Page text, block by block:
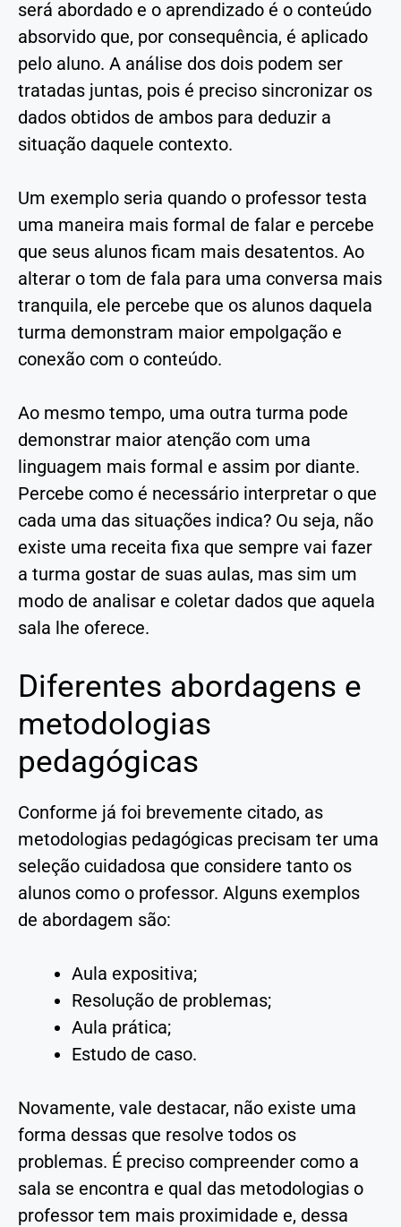
será abordado e o aprendizado é o conteúdo
absorvido que, por consequência, é aplicado
pelo aluno. A análise dos dois podem ser
tratadas juntas, pois é preciso sincronizar os
dados obtidos de ambos para deduzir a
situação daquele contexto.
Um exemplo seria quando o professor testa
uma maneira mais formal de falar e percebe
que seus alunos ficam mais desatentos. Ao
alterar o tom de fala para uma conversa mais
tranquila, ele percebe que os alunos daquela
turma demonstram maior empolgação e
conexão com o conteúdo.
Ao mesmo tempo, uma outra turma pode
demonstrar maior atenção com uma
linguagem mais formal e assim por diante.
Percebe como é necessário interpretar o que
cada uma das situações indica? Ou seja, não
existe uma receita fixa que sempre vai fazer
a turma gostar de suas aulas, mas sim um
modo de analisar e coletar dados que aquela
sala lhe oferece.
Diferentes abordagens e
metodologias
pedagógicas
Conforme já foi brevemente citado, as
metodologias pedagógicas precisam ter uma
seleção cuidadosa que considere tanto os
alunos como o professor. Alguns exemplos
de abordagem são:
Aula expositiva;
Resolução de problemas;
Aula prática;
Estudo de caso.
Novamente, vale destacar, não existe uma
forma dessas que resolve todos os
problemas. É preciso compreender como a
sala se encontra e qual das metodologias o
professor tem mais proximidade e, dessa